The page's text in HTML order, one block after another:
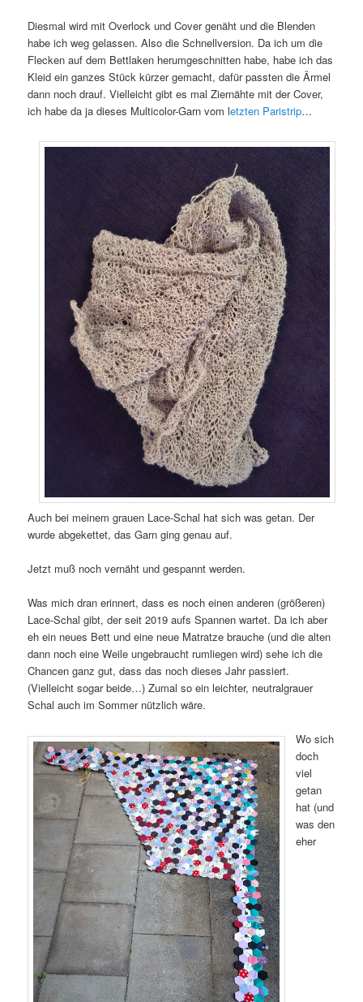
Diesmal wird mit Overlock und Cover genäht und die Blenden
habe ich weg gelassen. Also die Schnellversion. Da ich um die
Flecken auf dem Bettlaken herumgeschnitten habe, habe ich das
Kleid ein ganzes Stück kürzer gemacht, dafür passten die Ärmel
dann noch drauf. Vielleicht gibt es mal Ziernähte mit der Cover,
ich habe da ja dieses Multicolor-Garn vom letzten Paristrip…
Auch bei meinem grauen Lace-Schal hat sich was getan. Der
wurde abgekettet, das Garn ging genau auf.
Jetzt muß noch vernäht und gespannt werden.
Was mich dran erinnert, dass es noch einen anderen (größeren)
Lace-Schal gibt, der seit 2019 aufs Spannen wartet. Da ich aber
eh ein neues Bett und eine neue Matratze brauche (und die alten
dann noch eine Weile ungebraucht rumliegen wird) sehe ich die
Chancen ganz gut, dass das noch dieses Jahr passiert.
(Vielleicht sogar beide…) Zumal so ein leichter, neutralgrauer
Schal auch im Sommer nützlich wäre.
Wo sich
doch
viel
getan
hat (und
was den
eher